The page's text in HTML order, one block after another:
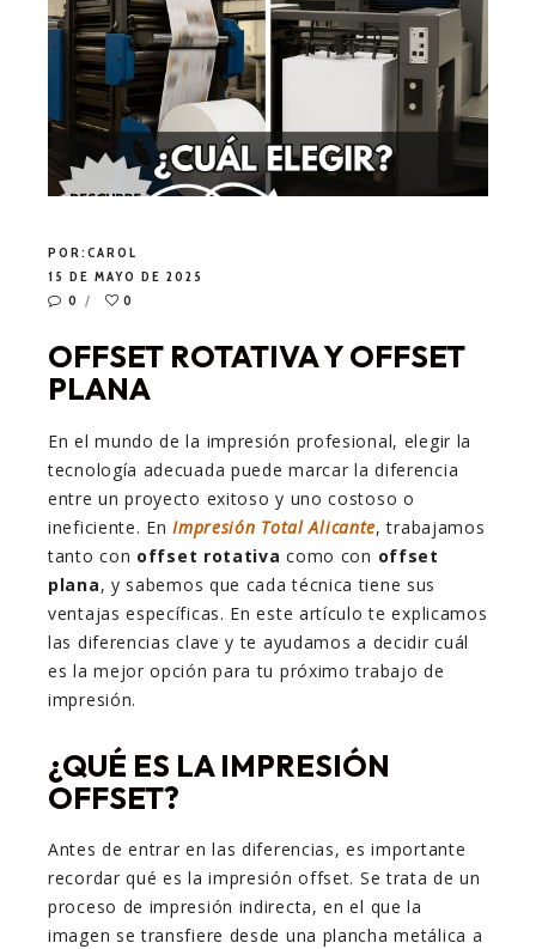
POR:CAROL
15 DE MAYO DE 2025
0
0
OFFSET ROTATIVA Y OFFSET
PLANA
En el mundo de la impresión profesional, elegir la
tecnología adecuada puede marcar la diferencia
entre un proyecto exitoso y uno costoso o
ineficiente. EnImpresión Total Alicante, trabajamos
tanto con offset rotativa como con offset
plana, y sabemos que cada técnica tiene sus
ventajas específicas. En este artículo te explicamos
las diferencias clave y te ayudamos a decidir cuál
es la mejor opción para tu próximo trabajo de
impresión.
¿QUÉ ES LA IMPRESIÓN
OFFSET?
Antes de entrar en las diferencias, es importante
recordar qué es la impresión offset. Se trata de un
proceso de impresión indirecta, en el que la
imagen se transfiere desde una plancha metálica a